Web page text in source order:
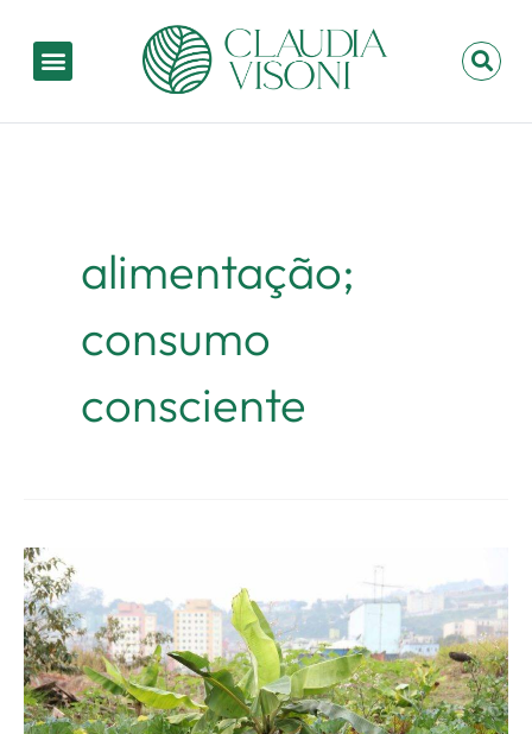
para
conteúdo
Menu
alimentação;
consumo
consciente
Como
ajudar
a
agricultura
urbana